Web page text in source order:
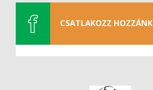
CSATLAKOZZ HOZZÁNK